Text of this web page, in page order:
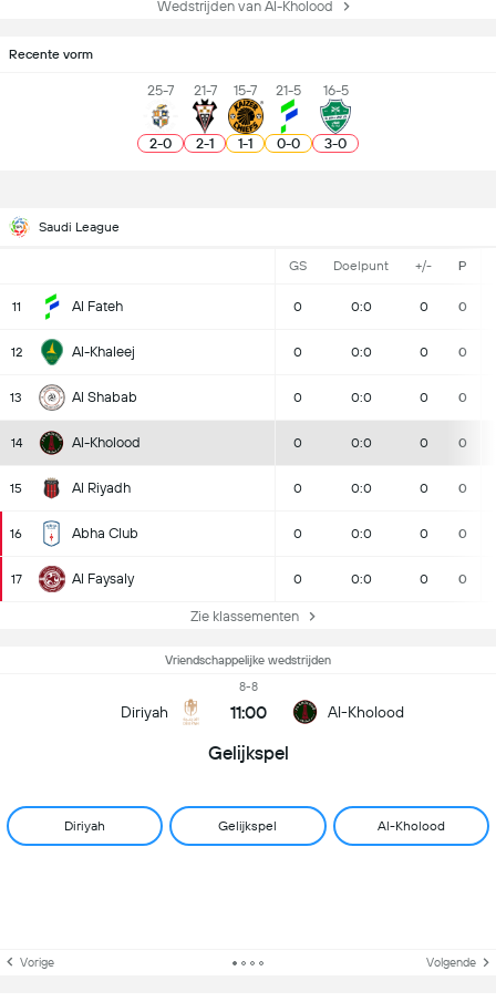
Wedstrijden van Al-Kholood
Recente vorm
25-7
2-0
21-7
2-1
15-7
1-1
21-5
0-0
16-5
3-0
Saudi League
GS Doelpunt +/- P
11 Al Fateh 0 0:0 0 0
12 Al-Khaleej 0 0:0 0 0
13 Al Shabab 0 0:0 0 0
14 Al-Kholood 0 0:0 0 0
15 Al Riyadh 0 0:0 0 0
16 Abha Club 0 0:0 0 0
17 Al Faysaly 0 0:0 0 0
Zie klassementen
Vriendschappelijke wedstrijden
Diriyah
8-8
11:00 Al-Kholood
Gelijkspel
Diriyah Gelijkspel Al-Kholood
Vorige Volgende